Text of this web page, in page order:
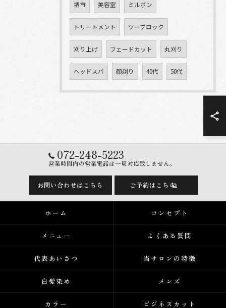
堺市 美容室 ミルボン
トリートメント ツーブロック
刈り上げ フェードカット 丸刈り
ヘッドスパ 顔剃り 40代 50代
072-248-5223
営業時間内の営業電話は一切対応致しません。
お問い合わせはこちら ご予約はこちら
ホーム コンセプト
メニュー よくある質問
代表あいさつ 当サロンの特徴
白髪染め メンズ
カラー ビジネスカット